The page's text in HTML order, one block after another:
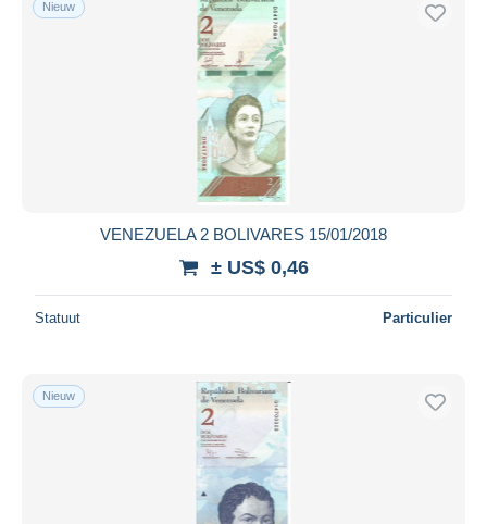
Gratis levering
Bankoverschrijving
Mastercard
iDeal
Nieuw
VENEZUELA 2 BOLIVARES 15/01/2018
± US$ 0,46
Statuut Particulier
Nieuw